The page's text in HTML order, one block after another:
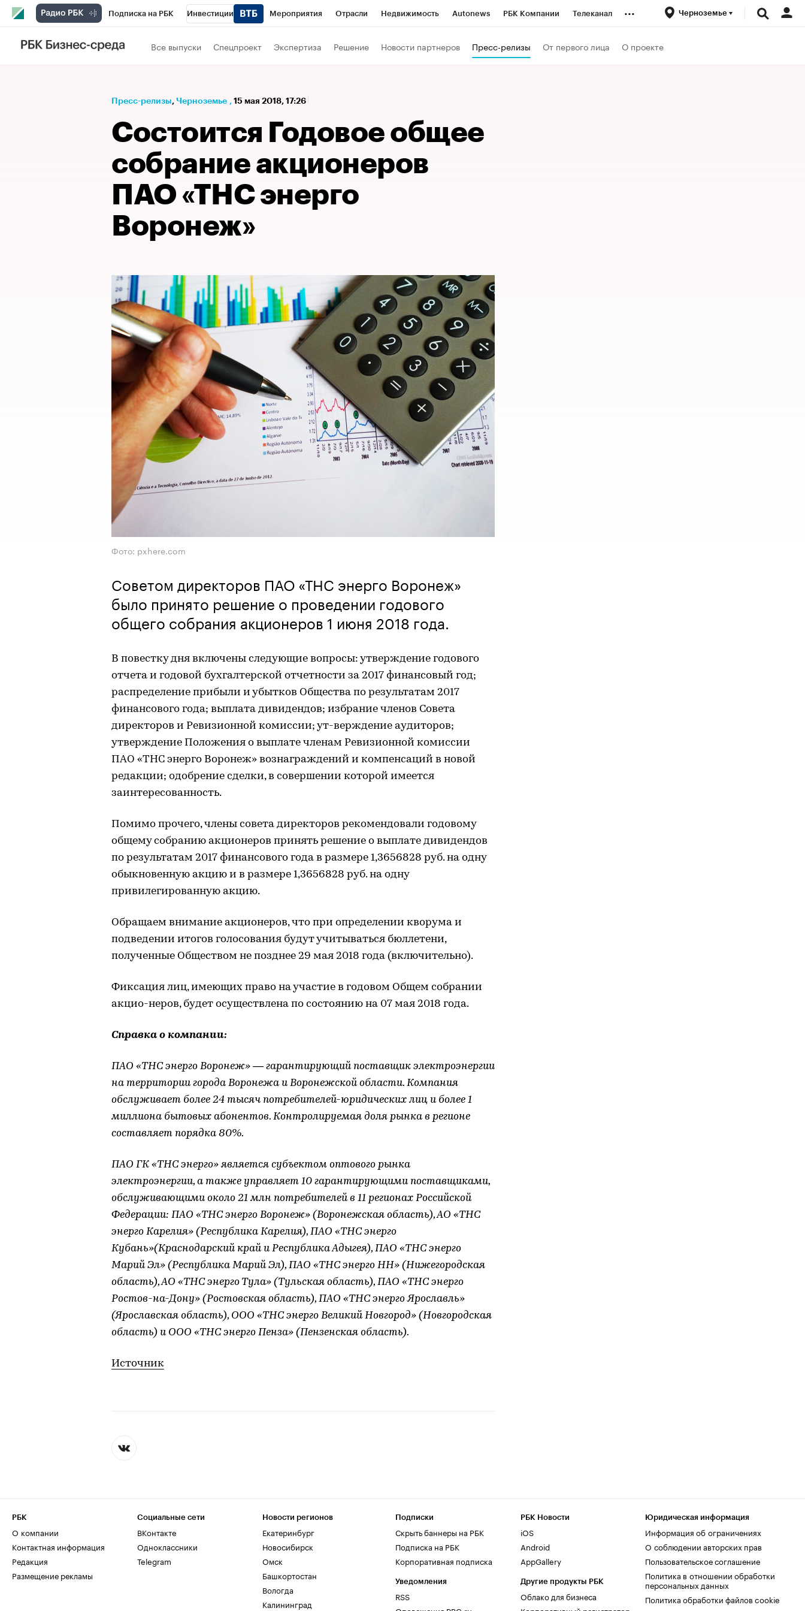
Подписка на РБК Инвестиции Мероприятия Отрасли Недвижимость Autonews РБК Компании Телеканал
РБК Вино
Проверка контрагентов Экономика Технологии и медиа
... Черноземье
Все выпуски Спецпроект Экспертиза Решение Новости партнеров Пресс-релизы От первого лица О проекте
Пресс-релизы⁠, Черноземье , 15 мая 2018, 17:26
Состоится Годовое общее
собрание акционеров
ПАО «ТНС энерго
Воронеж»
Фото: pxhere.com
Советом директоров ПАО «ТНС энерго Воронеж»
было принято решение о проведении годового
общего собрания акционеров 1 июня 2018 года.
В повестку дня включены следующие вопросы: утверждение годового
отчета и годовой бухгалтерской отчетности за 2017 финансовый год;
распределение прибыли и убытков Общества по результатам 2017
финансового года; выплата дивидендов; избрание членов Совета
директоров и Ревизионной комиссии; ут-верждение аудиторов;
утверждение Положения о выплате членам Ревизионной комиссии
ПАО «ТНС энерго Воронеж» вознаграждений и компенсаций в новой
редакции; одобрение сделки, в совершении которой имеется
заинтересованность.
Помимо прочего, члены совета директоров рекомендовали годовому
общему собранию акционеров принять решение о выплате дивидендов
по результатам 2017 финансового года в размере 1,3656828 руб. на одну
обыкновенную акцию и в размере 1,3656828 руб. на одну
привилегированную акцию.
Обращаем внимание акционеров, что при определении кворума и
подведении итогов голосования будут учитываться бюллетени,
полученные Обществом не позднее 29 мая 2018 года (включительно).
Фиксация лиц, имеющих право на участие в годовом Общем собрании
акцио-неров, будет осуществлена по состоянию на 07 мая 2018 года.
Справка о компании:
ПАО «ТНС энерго Воронеж» — гарантирующий поставщик электроэнергии
на территории города Воронежа и Воронежской области. Компания
обслуживает более 24 тысяч потребителей-юридических лиц и более 1
миллиона бытовых абонентов. Контролируемая доля рынка в регионе
составляет порядка 80%.
ПАО ГК «ТНС энерго» является субъектом оптового рынка
электроэнергии, а также управляет 10 гарантирующими поставщиками,
обслуживающими около 21 млн потребителей в 11 регионах Российской
Федерации: ПАО «ТНС энерго Воронеж» (Воронежская область), АО «ТНС
энерго Карелия» (Республика Карелия), ПАО «ТНС энерго
Кубань»(Краснодарский край и Республика Адыгея), ПАО «ТНС энерго
Марий Эл» (Республика Марий Эл), ПАО «ТНС энерго НН» (Нижегородская
область), АО «ТНС энерго Тула» (Тульская область), ПАО «ТНС энерго
Ростов-на-Дону» (Ростовская область), ПАО «ТНС энерго Ярославль»
(Ярославская область), ООО «ТНС энерго Великий Новгород» (Новгородская
область) и ООО «ТНС энерго Пенза» (Пензенская область).
Источник
РБК
О компании
Контактная информация
Редакция
Размещение рекламы
Социальные сети
ВКонтакте
Одноклассники
Telegram
Новости регионов
Екатеринбург
Новосибирск
Омск
Башкортостан
Вологда
Калининград
Подписки
Скрыть баннеры на РБК
Подписка на РБК
Корпоративная подписка
Уведомления
RSS
РБК Новости
iOS
Android
AppGallery
Другие продукты РБК
Облако для бизнеса
Юридическая информация
Информация об ограничениях
О соблюдении авторских прав
Пользовательское соглашение
Политика в отношении обработки
персональных данных
Политика обработки файлов cookie